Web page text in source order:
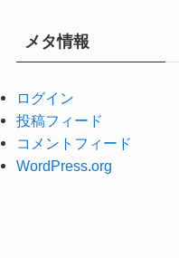
メタ情報
ログイン
投稿フィード
コメントフィード
WordPress.org